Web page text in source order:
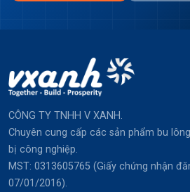
CÔNG TY TNHH V XANH.
Chuyên cung cấp các sản phẩm bu
bị công nghiệp.
MST: 0313605765 (Giấy chứng nhận
07/01/2016).